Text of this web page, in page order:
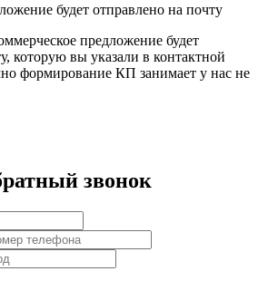
будет отправлено на почту
предложение будет
которую вы указали в контактной
формирование КП занимает у нас не
звонок